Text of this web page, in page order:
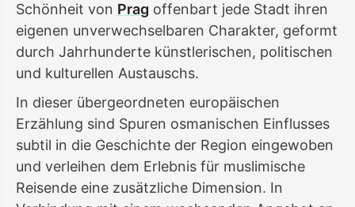
Schönheit von Prag offenbart jede Stadt ihren
eigenen unverwechselbaren Charakter, geformt
durch Jahrhunderte künstlerischen, politischen
und kulturellen Austauschs.
In dieser übergeordneten europäischen
Erzählung sind Spuren osmanischen Einflusses
subtil in die Geschichte der Region eingewoben
und verleihen dem Erlebnis für muslimische
Reisende eine zusätzliche Dimension. In